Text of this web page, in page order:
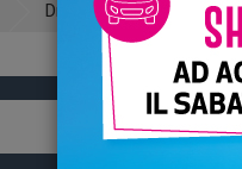
Dr motor Dr 4.0